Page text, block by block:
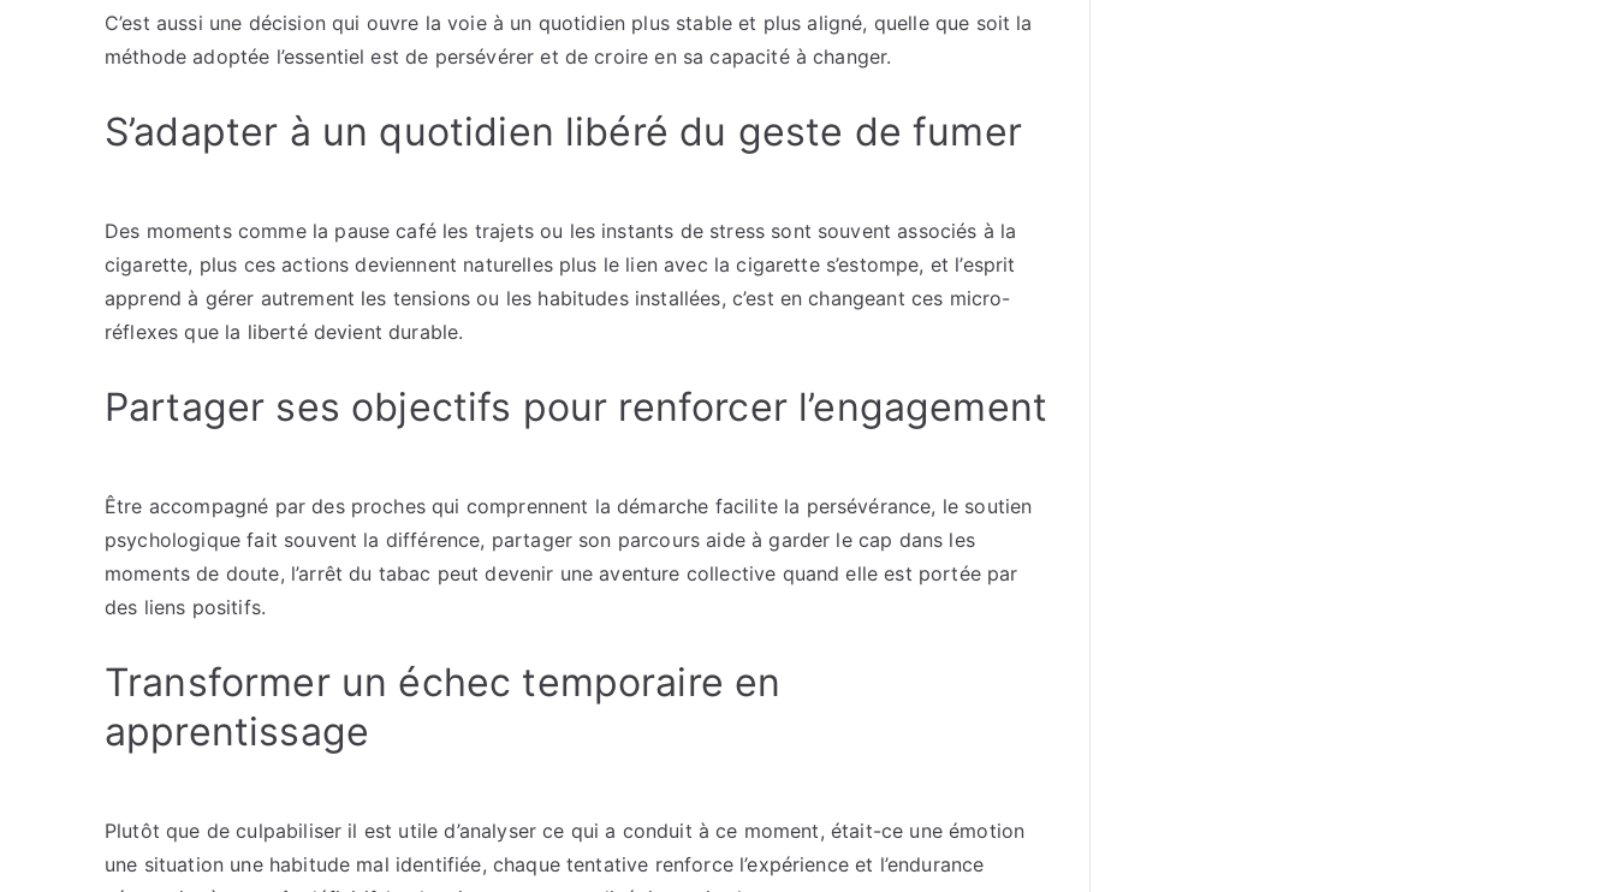
C’est aussi une décision qui ouvre la voie à un quotidien plus stable et plus aligné, quelle que soit la
méthode adoptée l’essentiel est de persévérer et de croire en sa capacité à changer.
S’adapter à un quotidien libéré du geste de fumer
Des moments comme la pause café les trajets ou les instants de stress sont souvent associés à la
cigarette, plus ces actions deviennent naturelles plus le lien avec la cigarette s’estompe, et l’esprit
apprend à gérer autrement les tensions ou les habitudes installées, c’est en changeant ces micro-
réflexes que la liberté devient durable.
Partager ses objectifs pour renforcer l’engagement
Être accompagné par des proches qui comprennent la démarche facilite la persévérance, le soutien
psychologique fait souvent la différence, partager son parcours aide à garder le cap dans les
moments de doute, l’arrêt du tabac peut devenir une aventure collective quand elle est portée par
des liens positifs.
Transformer un échec temporaire en
apprentissage
Plutôt que de culpabiliser il est utile d’analyser ce qui a conduit à ce moment, était-ce une émotion
une situation une habitude mal identifiée, chaque tentative renforce l’expérience et l’endurance